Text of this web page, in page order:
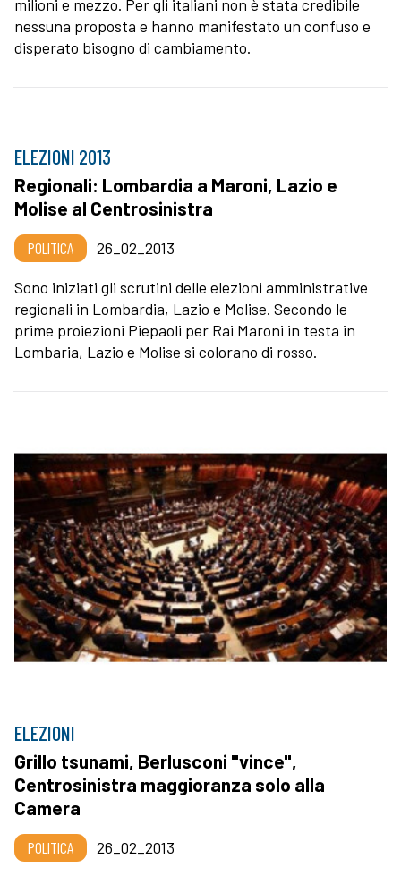
milioni e mezzo. Per gli italiani non è stata credibile
nessuna proposta e hanno manifestato un confuso e
disperato bisogno di cambiamento.
ELEZIONI 2013
Regionali: Lombardia a Maroni, Lazio e
Molise al Centrosinistra
POLITICA
26_02_2013
Sono iniziati gli scrutini delle elezioni amministrative
regionali in Lombardia, Lazio e Molise. Secondo le
prime proiezioni Piepaoli per Rai Maroni in testa in
Lombaria, Lazio e Molise si colorano di rosso.
ELEZIONI
Grillo tsunami, Berlusconi "vince",
Centrosinistra maggioranza solo alla
Camera
POLITICA
26_02_2013